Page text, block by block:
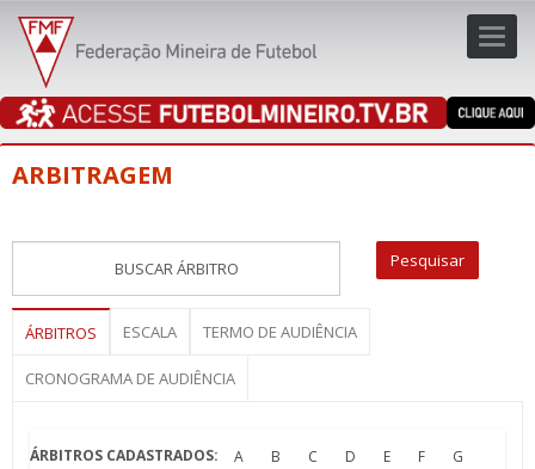
ARBITRAGEM
ÁRBITROS ESCALA TERMO DE AUDIÊNCIA
CRONOGRAMA DE AUDIÊNCIA
ÁRBITROS CADASTRADOS: A B C D E F
G